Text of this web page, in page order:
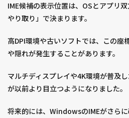
IME候補の表示位置は、OSとアプリ
やり取り」で決まります。
高DPI環境や古いソフトでは、この座
や隠れが発生することがあります。
マルチディスプレイや4K環境が普及
が以前より目立つようになりました。
将来的には、WindowsのIMEがさら